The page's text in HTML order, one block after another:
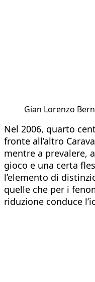
Gian Lorenzo
Nel 2006, quarto
fronte all’altro
mentre a prevalere,
gioco e una certa
l’elemento di
quelle che per i
riduzione conduce